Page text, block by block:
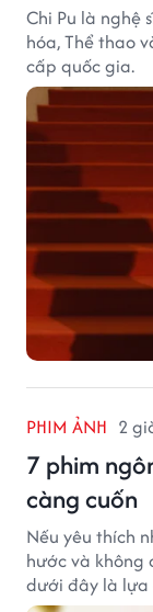
Chi Pu là nghệ
hóa, Thể thao
cấp quốc gia.
PHIM ẢNH 2
7 phim
càng cuốn
Nếu yêu thích
hước và không
dưới đây là lựa